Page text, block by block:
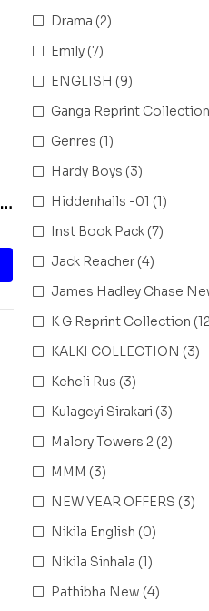
Drama (2)
Emily (7)
ENGLISH (9)
Ganga Reprint Collection
Genres (1)
Hardy Boys (3)
Hiddenhalls -01 (1)
Inst Book Pack (7)
Jack Reacher (4)
James Hadley Chase
K G Reprint Collection
KALKI COLLECTION (3)
Keheli Rus (3)
Kulageyi Sirakari (3)
Malory Towers 2 (2)
MMM (3)
NEW YEAR OFFERS (3)
Nikila English (0)
Nikila Sinhala (1)
Pathibha New (4)